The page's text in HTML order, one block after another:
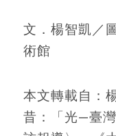
文．楊智凱／
術館
本文轉載自：
昔：「光—臺